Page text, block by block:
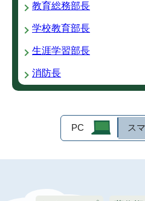
教育総務部長
学校教育部長
生涯学習部長
消防長
PC ス